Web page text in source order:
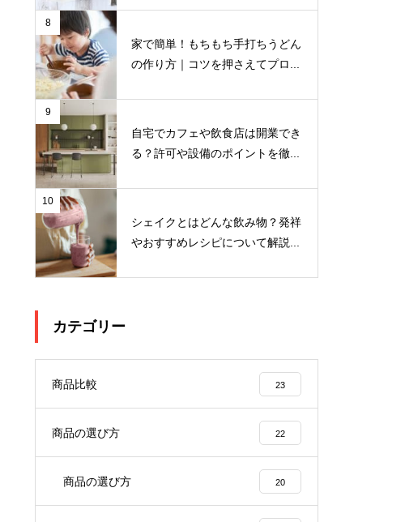
8
家で簡単！もちもち手打ちうどん
の作り方｜コツを押さえてプロ...
9
自宅でカフェや飲食店は開業でき
る？許可や設備のポイントを徹...
10
シェイクとはどんな飲み物？発祥
やおすすめレシピについて解説...
カテゴリー
商品比較 23
商品の選び方 22
商品の選び方 20